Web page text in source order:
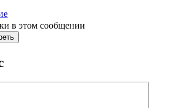
в этом сообщении